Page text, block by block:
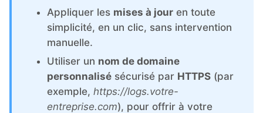
ClickHouse
Code-Hero
Directus
Appliquer les mises à jour en toute
simplicité, en un clic, sans intervention
manuelle.
Utiliser un nom de domaine
personnalisé sécurisé par HTTPS (par
exemple, https://logs.votre-
entreprise.com), pour offrir à votre